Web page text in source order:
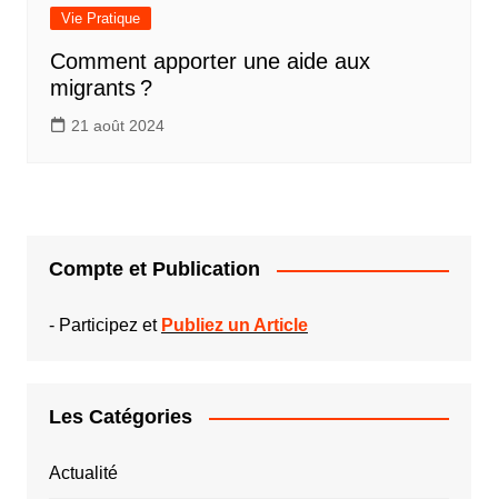
Vie Pratique
Comment apporter une aide aux
migrants ?
21 août 2024
Compte et Publication
- Participez et Publiez un Article
Les Catégories
Actualité